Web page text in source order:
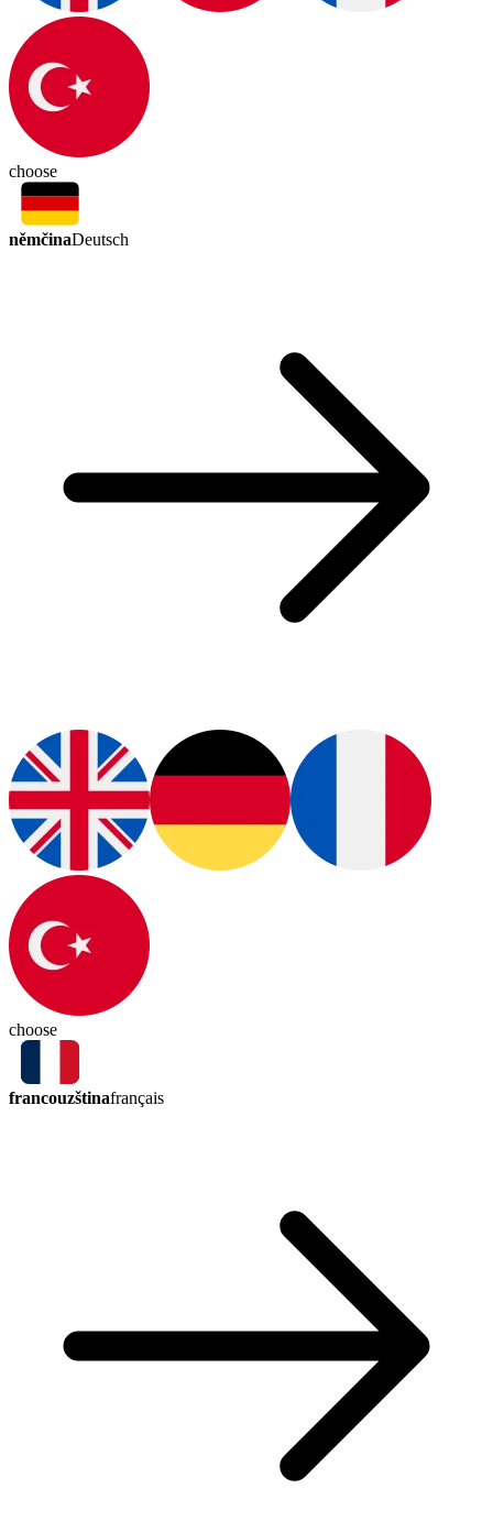
choose
němčinaDeutsch
choose
francouzštinafrançais